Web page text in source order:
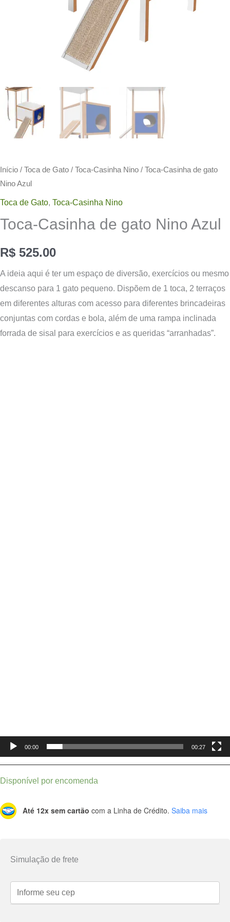
Início / Toca de Gato / Toca-Casinha Nino / Toca-Casinha de gato
Nino Azul
Toca de Gato, Toca-Casinha Nino
Toca-Casinha de gato Nino Azul
R$ 525.00
A ideia aqui é ter um espaço de diversão, exercícios ou mesmo
descanso para 1 gato pequeno. Dispõem de 1 toca, 2 terraços
em diferentes alturas com acesso para diferentes brincadeiras
conjuntas com cordas e bola, além de uma rampa inclinada
forrada de sisal para exercícios e as queridas “arranhadas”.
00:00 00:27
Disponível por encomenda
Até 12x sem cartão com a Linha de Crédito. Saiba mais
Simulação de frete